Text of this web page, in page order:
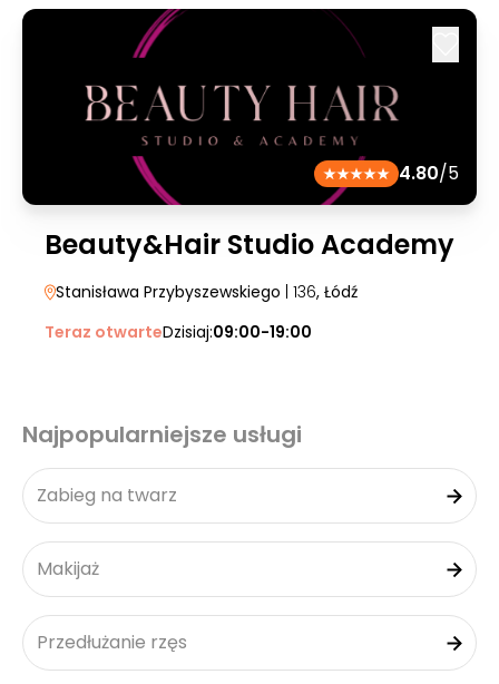
4.80/5
Beauty&Hair Studio Academy
Stanisława Przybyszewskiego | 136, Łódź
Teraz otwarteDzisiaj:09:00-19:00
Najpopularniejsze usługi
Zabieg na twarz
Makijaż
Przedłużanie rzęs